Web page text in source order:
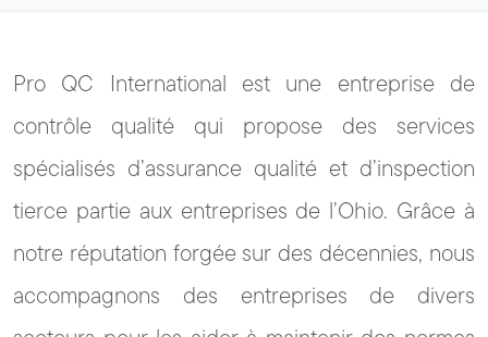
Pro QC International est une entreprise de
contrôle qualité qui propose des services
spécialisés d’assurance qualité et d’inspection
tierce partie aux entreprises de l’Ohio. Grâce à
notre réputation forgée sur des décennies, nous
accompagnons des entreprises de divers